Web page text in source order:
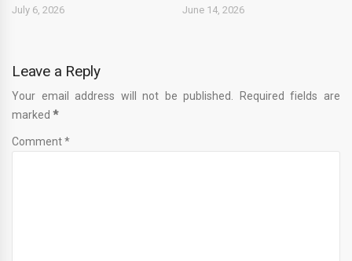
July 6, 2026 June 14, 2026
Leave a Reply
Your email address will not be published. Required fields are
marked *
Comment *